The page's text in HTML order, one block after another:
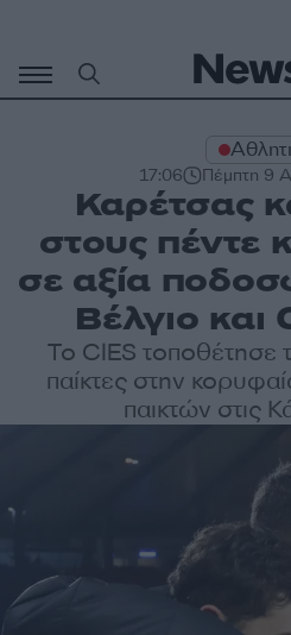
περιεχόμενο
17:06 Πέμπτη 9
Καρέτσας
στους πέντε
σε αξία
Βέλγιο και
Το CIES τοποθέτησε
παίκτες στην
παικτών στις